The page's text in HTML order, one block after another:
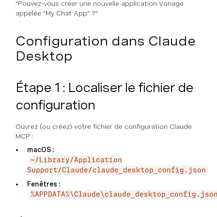
"Pouvez-vous créer une nouvelle application Vonage
appelée "My Chat App" ?"
Configuration dans Claude
Desktop
Étape 1 : Localiser le fichier de
configuration
Ouvrez (ou créez) votre fichier de configuration Claude
MCP :
macOS :
~/Library/Application
Support/Claude/claude_desktop_config.json
Fenêtres :